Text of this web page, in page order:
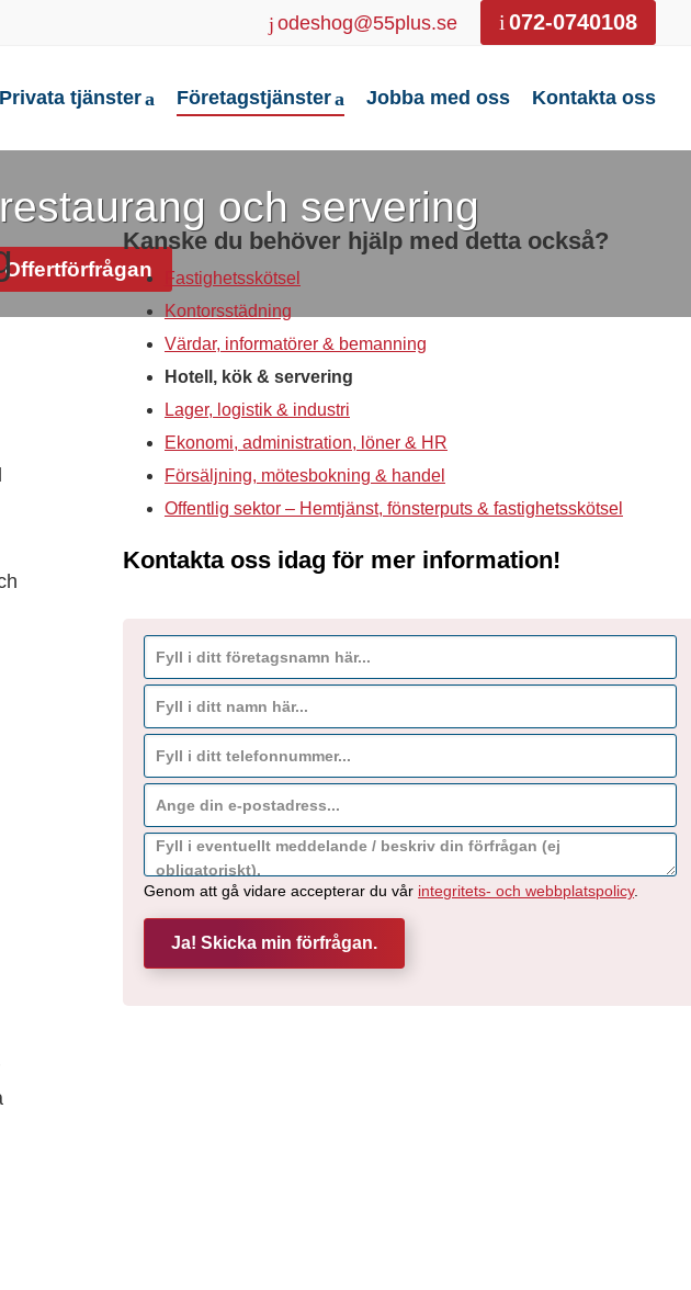
odeshog@55plus.se 072-0740108
Privata tjänster Företagstjänster Jobba med oss Kontakta oss
och servering
Offertförfrågan
Kanske du behöver hjälp med detta också?
Fastighetsskötsel
Kontorsstädning
Värdar, informatörer & bemanning
Hotell, kök & servering
Lager, logistik & industri
Ekonomi, administration, löner & HR
Försäljning, mötesbokning & handel
Offentlig sektor – Hemtjänst, fönsterputs & fastighetsskötsel
Kontakta oss idag för mer information!
Genom att gå vidare accepterar du vår integritets- och webbplatspolicy.
Ja! Skicka min förfrågan.